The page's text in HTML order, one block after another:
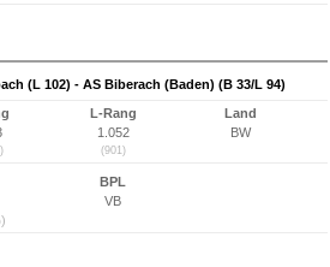
(L 102) - AS Biberach (Baden) (B 33/L 94)
L-Rang
1.052
(901)
Land
BW
BPL
VB